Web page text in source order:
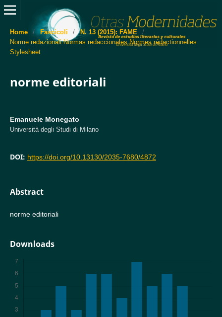
Home / Fascicoli / N. 13 (2015): FAME
/
Norme redazionali Normas redaccionales Normes rédactionnelles
Stylesheet
norme editoriali
Emanuele Monegato
Università degli Studi di Milano
DOI: https://doi.org/10.13130/2035-7680/4872
Abstract
norme editoriali
Downloads